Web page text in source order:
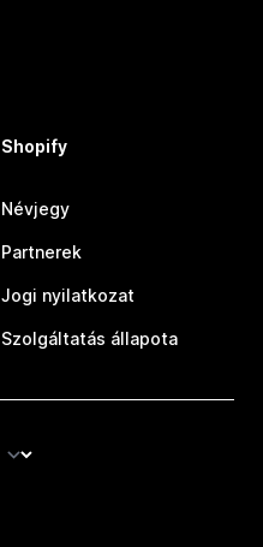
Shopify
Névjegy
Partnerek
Jogi nyilatkozat
Szolgáltatás állapota